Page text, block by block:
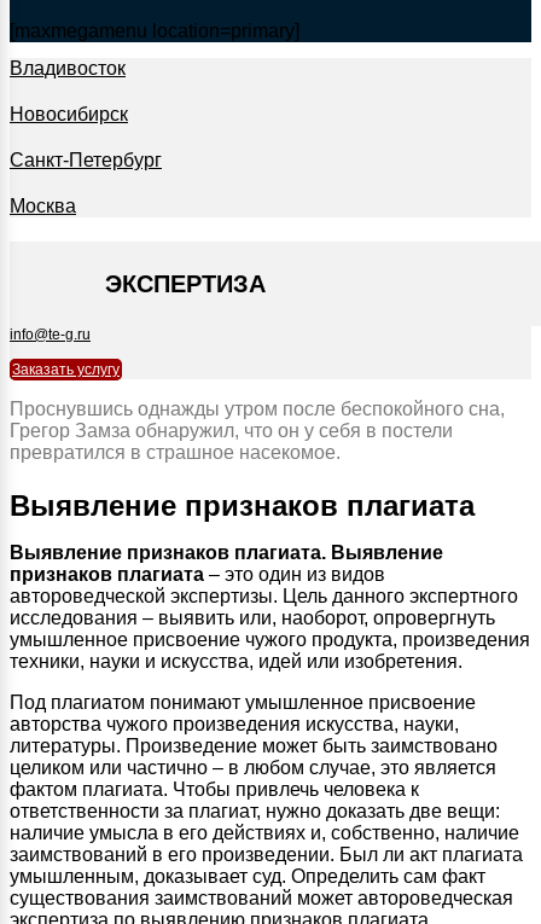
[maxmegamenu location=primary]
Владивосток
Новосибирск
Санкт-Петербург
Москва
ЭКСПЕРТИЗА
info@te-g.ru
Заказать услугу
Проснувшись однажды утром после беспокойного сна,
Грегор Замза обнаружил, что он у себя в постели
превратился в страшное насекомое.
Выявление признаков плагиата
Выявление признаков плагиата. Выявление
признаков плагиата – это один из видов
автороведческой экспертизы. Цель данного экспертного
исследования – выявить или, наоборот, опровергнуть
умышленное присвоение чужого продукта, произведения
техники, науки и искусства, идей или изобретения.
Под плагиатом понимают умышленное присвоение
авторства чужого произведения искусства, науки,
литературы. Произведение может быть заимствовано
целиком или частично – в любом случае, это является
фактом плагиата. Чтобы привлечь человека к
ответственности за плагиат, нужно доказать две вещи:
наличие умысла в его действиях и, собственно, наличие
заимствований в его произведении. Был ли акт плагиата
умышленным, доказывает суд. Определить сам факт
существования заимствований может автороведческая